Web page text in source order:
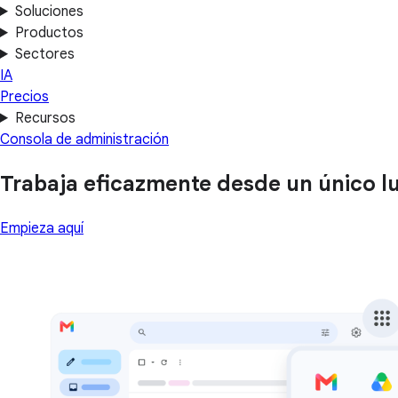
Soluciones
Productos
Sectores
IA
Precios
Recursos
Consola de administración
Trabaja eficazmente desde un único
Empieza aquí